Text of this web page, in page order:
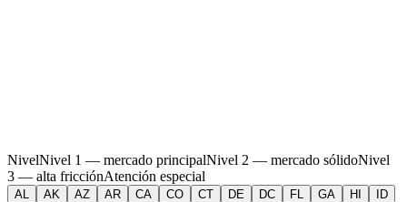
NivelNivel 1 — mercado principalNivel 2 — mercado sólidoNivel
3 — alta fricciónAtención especial
AL AK AZ AR CA CO CT DE DC FL GA HI
ID